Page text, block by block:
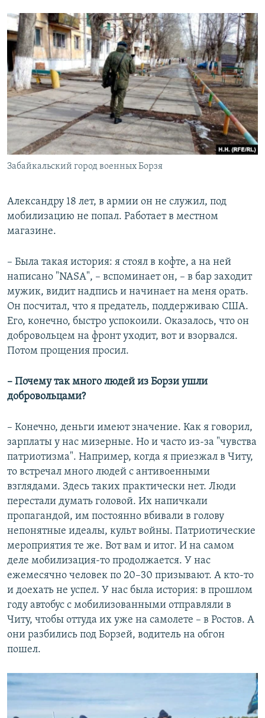
Забайкальский город военных Борзя
Александру 18 лет, в армии он не служил, под
мобилизацию не попал. Работает в местном
магазине.
– Была такая история: я стоял в кофте, а на ней
написано "NASA", – вспоминает он, – в бар заходит
мужик, видит надпись и начинает на меня орать.
Он посчитал, что я предатель, поддерживаю США.
Его, конечно, быстро успокоили. Оказалось, что он
добровольцем на фронт уходит, вот и взорвался.
Потом прощения просил.
– Почему так много людей из Борзи ушли
добровольцами?
– Конечно, деньги имеют значение. Как я говорил,
зарплаты у нас мизерные. Но и часто из-за "чувства
патриотизма". Например, когда я приезжал в Читу,
то встречал много людей с антивоенными
взглядами. Здесь таких практически нет. Люди
перестали думать головой. Их напичкали
пропагандой, им постоянно вбивали в голову
непонятные идеалы, культ войны. Патриотические
мероприятия те же. Вот вам и итог. И на самом
деле мобилизация-то продолжается. У нас
ежемесячно человек по 20–30 призывают. А кто-то
и доехать не успел. У нас была история: в прошлом
году автобус с мобилизованными отправляли в
Читу, чтобы оттуда их уже на самолете – в Ростов. А
они разбились под Борзей, водитель на обгон
пошел.